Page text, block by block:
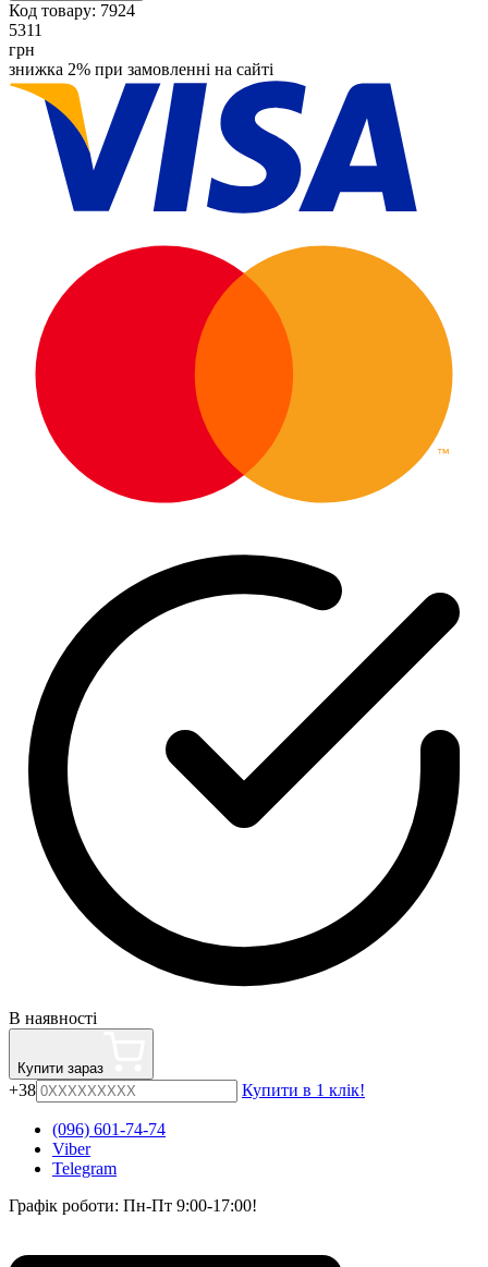
Код товару: 7924
5311
грн
знижка 2% при замовленні на сайті
В наявності
Купити зараз
+38 Купити в 1 клік!
(096) 601-74-74
Viber
Telegram
Графік роботи: Пн-Пт 9:00-17:00!